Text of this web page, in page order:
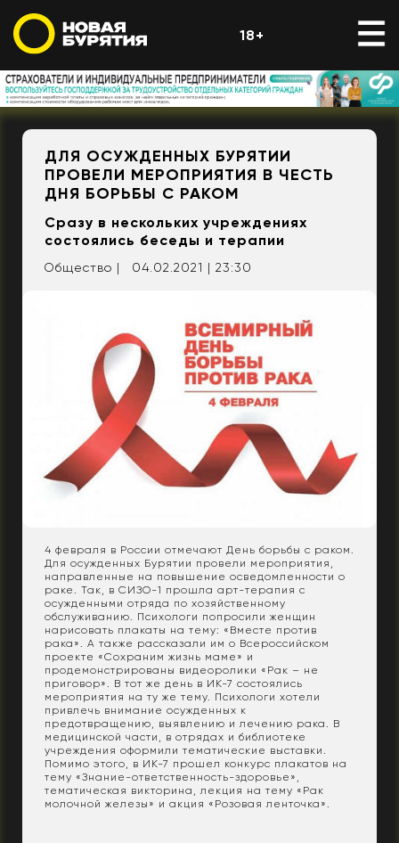
18+
ДЛЯ ОСУЖДЕННЫХ БУРЯТИИ
ПРОВЕЛИ МЕРОПРИЯТИЯ В ЧЕСТЬ
ДНЯ БОРЬБЫ С РАКОМ
Сразу в нескольких учреждениях
состоялись беседы и терапии
Общество | 04.02.2021 | 23:30
4 февраля в России отмечают День борьбы с раком.
Для осужденных Бурятии провели мероприятия,
направленные на повышение осведомленности о
раке. Так, в СИЗО-1 прошла арт-терапия с
осужденными отряда по хозяйственному
обслуживанию. Психологи попросили женщин
нарисовать плакаты на тему: «Вместе против
рака». А также рассказали им о Всероссийском
проекте «Сохраним жизнь маме» и
продемонстрированы видеоролики «Рак – не
приговор». В тот же день в ИК-7 состоялись
мероприятия на ту же тему. Психологи хотели
привлечь внимание осужденных к
предотвращению, выявлению и лечению рака. В
медицинской части, в отрядах и библиотеке
учреждения оформили тематические выставки.
Помимо этого, в ИК-7 прошел конкурс плакатов на
тему «Знание-ответственность-здоровье»,
тематическая викторина, лекция на тему «Рак
молочной железы» и акция «Розовая ленточка».